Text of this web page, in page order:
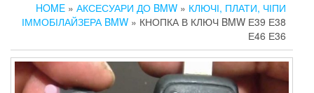
HOME » АКСЕСУАРИ ДО BMW » КЛЮЧІ, ПЛАТИ, ЧІПИ
ІММОБІЛАЙЗЕРА BMW » КНОПКА В КЛЮЧ BMW Е39 Е38
Е46 Е36